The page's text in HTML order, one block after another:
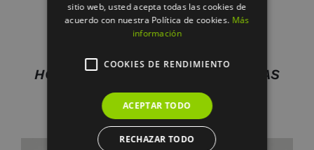
HOJA ORQUIDEA MEDIANA 5 HOJAS
4.35€
sitio web, usted acepta todas las cookies de
acuerdo con nuestra Política de cookies. Más
información
COOKIES DE RENDIMIENTO
ACEPTAR TODO
RECHAZAR TODO